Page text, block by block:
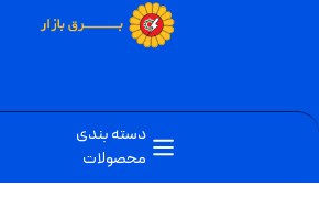
دسته بندی
محصولات